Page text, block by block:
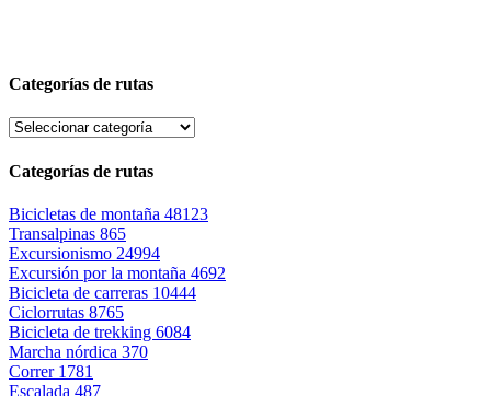
Categorías de rutas
Categorías de rutas
Bicicletas de montaña 48123
Transalpinas 865
Excursionismo 24994
Excursión por la montaña 4692
Bicicleta de carreras 10444
Ciclorrutas 8765
Bicicleta de trekking 6084
Marcha nórdica 370
Correr 1781
Escalada 487